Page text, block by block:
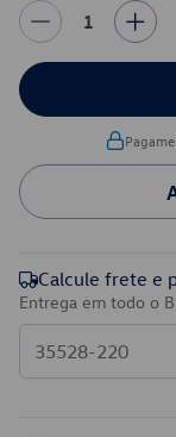
1
Calcule frete e
Entrega em todo o